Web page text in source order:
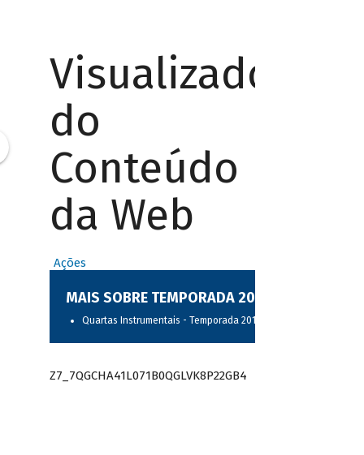
Visualizador
do
Conteúdo
da Web
Ações
MAIS SOBRE TEMPORADA 2017
Quartas Instrumentais - Temporada 2017
Z7_7QGCHA41L071B0QGLVK8P22GB4